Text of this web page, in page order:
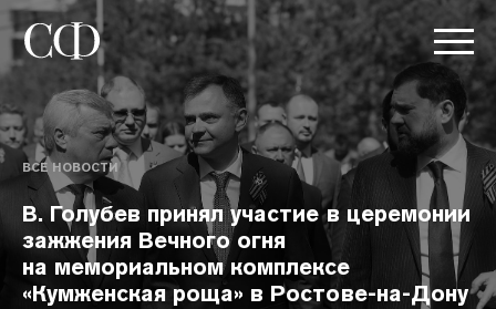
ВСЕ НОВОСТИ
В. Голубев принял участие в церемонии
зажжения Вечного огня
на мемориальном комплексе
«Кумженская роща» в Ростове-на-Дону